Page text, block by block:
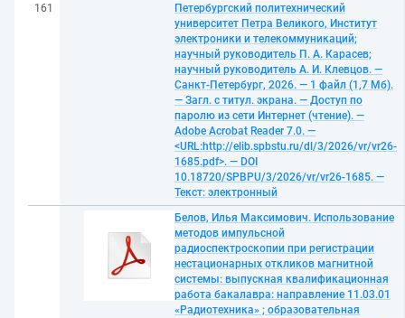
161
Петербургский политехнический
университет Петра Великого, Институт
электроники и телекоммуникаций;
научный руководитель П. А. Карасев;
научный руководитель А. И. Клевцов. —
Санкт-Петербург, 2026. — 1 файл (1,7 Мб).
— Загл. с титул. экрана. — Доступ по
паролю из сети Интернет (чтение). —
Adobe Acrobat Reader 7.0. —
<URL:http://elib.spbstu.ru/dl/3/2026/vr/vr26-
1685.pdf>. — DOI
10.18720/SPBPU/3/2026/vr/vr26-1685. —
Текст: электронный
Белов, Илья Максимович. Использование
методов импульсной
радиоспектроскопии при регистрации
нестационарных откликов магнитной
системы: выпускная квалификационная
работа бакалавра: направление 11.03.01
«Радиотехника» ; образовательная